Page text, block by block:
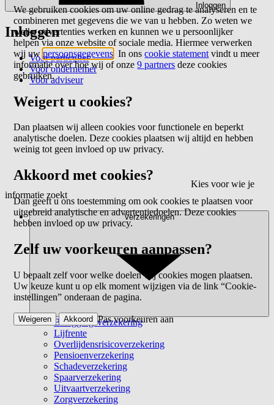
Inloggen
Inloggen
Voor particulier
Voor ondernemer
Voor adviseur
Kies voor wie je
informatie zoekt
Verzekeringen
Beleggingsverzekering
Lijfrente
Overlijdensrisicoverzekering
Pensioenverzekering
Schadeverzekering
Spaarverzekering
Uitvaartverzekering
Zorgverzekering
We gebruiken cookies om uw online gedrag te analyseren en te
combineren met gegevens die we van u hebben. Zo weten we
welke advertenties werken en kunnen we u persoonlijker
helpen via onze website of sociale media. Hiermee verwerken
wij uwpersoonsgegevens . In onscookie statement vindt u meer
informatie over hoe wij of onze9 partners deze cookies
gebruiken.
Weigert u cookies?
Dan plaatsen wij alleen cookies voor functionele en beperkt
analytische doelen. Deze cookies plaatsen wij altijd en hebben
weinig tot geen invloed op uw privacy.
Akkoord met cookies?
Dan geeft u ons toestemming om ook cookies te plaatsen voor
uitgebreid analytische en advertentiedoelen. Deze cookies
hebben invloed op uw privacy.
Zelf uw voorkeuren aanpassen?
U bepaalt zelf voor welke doelen wij cookies mogen plaatsen.
Uw keuze kunt u op elk moment wijzigen via de link “Cookie-
instellingen” onderaan de pagina.
Pas voorkeuren aan
Weigeren Akkoord